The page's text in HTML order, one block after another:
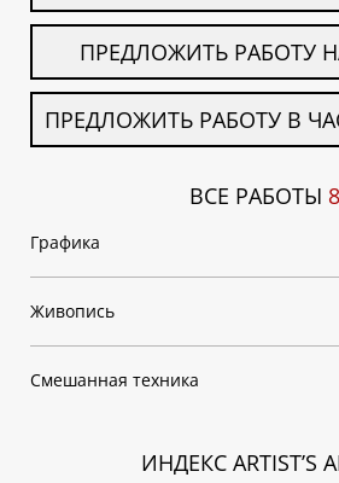
ПРЕДЛОЖИТЬ РАБОТУ
ПРЕДЛОЖИТЬ РАБОТУ В
ВСЕ РАБОТЫ
Графика
Живопись
Смешанная техника
ИНДЕКС ARTIST’S